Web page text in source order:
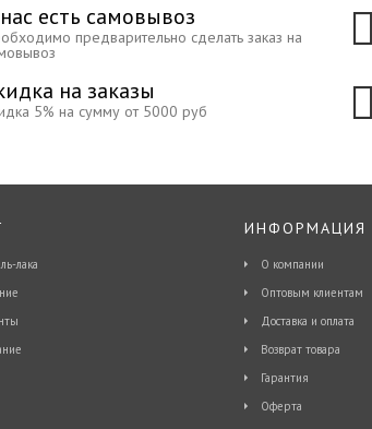
есть самовывоз
предварительно сделать заказ на
на заказы
5% на сумму от 5000 руб
лака
ИНФОРМАЦИЯ
О компании
Оптовым клиентам
Доставка и оплата
Возврат товара
Гарантия
Оферта